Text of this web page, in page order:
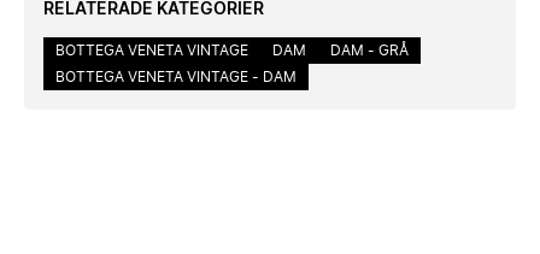
RELATERADE KATEGORIER
BOTTEGA VENETA VINTAGE DAM
DAM - GRÅ
BOTTEGA VENETA VINTAGE - DAM